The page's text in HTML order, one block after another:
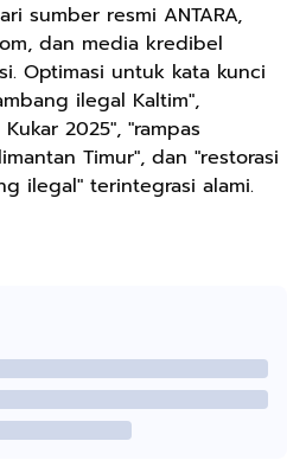
sumber resmi ANTARA,
dan media kredibel
Optimasi untuk kata kunci
ilegal Kaltim",
2025", "rampas
Timur", dan "restorasi
ilegal" terintegrasi alami.